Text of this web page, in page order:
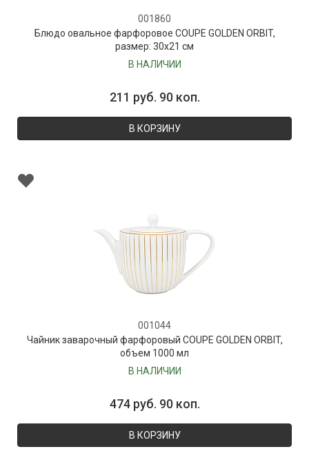
001860
Блюдо овальное фарфоровое COUPE GOLDEN ORBIT,
размер: 30х21 см
В НАЛИЧИИ
211 руб. 90 коп.
В КОРЗИНУ
001044
Чайник заварочный фарфоровый COUPE GOLDEN ORBIT,
объем 1000 мл
В НАЛИЧИИ
474 руб. 90 коп.
В КОРЗИНУ